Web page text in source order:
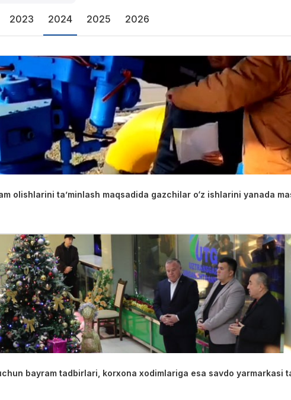
2023 2024 2025 2026
olishlarini taʼminlash maqsadida gazchilar o‘z ishlarini yanada
bayram tadbirlari, korxona xodimlariga esa savdo yarmarkasi